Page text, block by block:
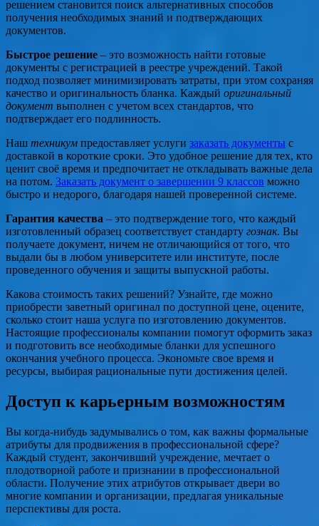
решением становится поиск альтернативных способов
получения необходимых знаний и подтверждающих
документов.
Быстрое решение – это возможность найти готовые
документы с регистрацией в реестре учреждений. Такой
подход позволяет минимизировать затраты, при этом сохраняя
качество и оригинальность бланка. Каждый оригинальный
документ выполнен с учетом всех стандартов, что
подтверждает его подлинность.
Наш техникум предоставляет услуги заказать документы с
доставкой в короткие сроки. Это удобное решение для тех, кто
ценит своё время и предпочитает не откладывать важные дела
на потом. Заказать документ о завершении 9 классов можно
быстро и недорого, благодаря нашей проверенной системе.
Гарантия качества – это подтверждение того, что каждый
изготовленный образец соответствует стандарту гознак. Вы
получаете документ, ничем не отличающийся от того, что
выдали бы в любом университете или институте, после
проведенного обучения и защиты выпускной работы.
Какова стоимость таких решений? Узнайте, где можно
приобрести заветный оригинал по доступной цене, оцените,
сколько стоит наша услуга по изготовлению документов.
Настоящие профессионалы компании помогут оформить заказ
и подготовить все необходимые бланки для успешного
окончания учебного процесса. Экономьте свое время и
ресурсы, выбирая рациональные пути достижения целей.
Доступ к карьерным возможностям
Вы когда-нибудь задумывались о том, как важны формальные
атрибуты для продвижения в профессиональной сфере?
Каждый студент, закончивший учреждение, мечтает о
плодотворной работе и признании в профессиональной
области. Получение этих атрибутов открывает двери во
многие компании и организации, предлагая уникальные
перспективы для роста.